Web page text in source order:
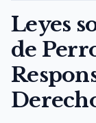
Leyes
de